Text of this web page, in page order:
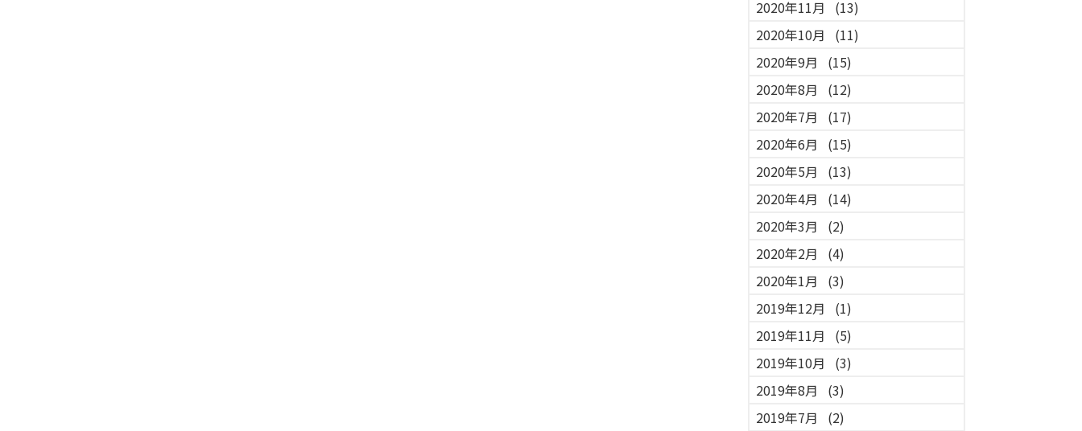
2020年11月
(13)
2020年10月
(11)
2020年9月
(15)
2020年8月
(12)
2020年7月
(17)
2020年6月
(15)
2020年5月
(13)
2020年4月
(14)
2020年3月
(2)
2020年2月
(4)
2020年1月
(3)
2019年12月
(1)
2019年11月
(5)
2019年10月
(3)
2019年8月
(3)
2019年7月
(2)